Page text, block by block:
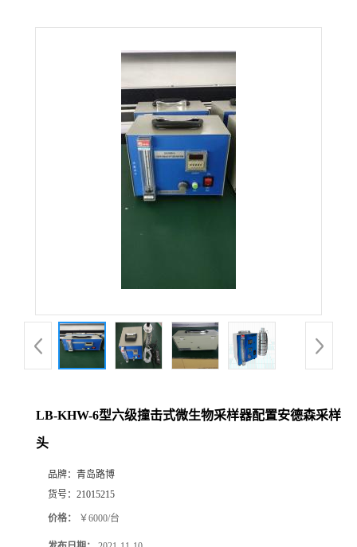
品
厅
LB-KHW-6型六级撞击式微生物采样器配置安德森采样
头
品牌： 青岛路博
货号： 21015215
价格： ￥6000/台